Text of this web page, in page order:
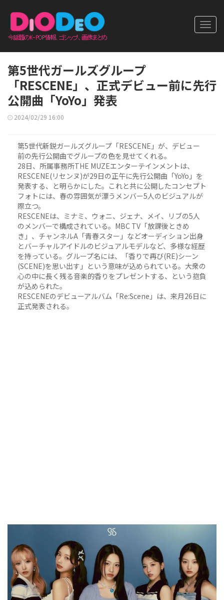
第5世代ガールズグループ
「RESCENE」、正式デビュー前に先行
公開曲「YoYo」発表
2024/02/29 16:00
第5世代新鋭ガールズグループ「RESCENE」が、デビュー
前の先行公開曲でグループの色を見せてくれる。
28日、所属事務所THE MUZEエンターテインメントは、
RESCENE(リセンヌ)が29日の正午に先行公開曲「YoYo」を
発表する、と明らかにした。これと共に公開したコンセプト
フォトには、春の雰囲気が漂うメンバー5人のビジュアルが
際立つ。
RESCENEは、ミナミ、ウォニ、ジェナ、メイ、リブの5人
のメンバーで構成されている。MBC TV「放課後ときめ
き」、チャンネルA「青春スター」などオーディション出身
とバーチャルアイドルのビジュアルモデルなど、多様な経歴
を持っている。グループ名には、「香りで再び(RE)シーン
(SCENE)を思い出す」という意味が込められている。大衆の
心の中に長く残る音楽的香りをプレゼントする、という抱負
が込められた。
RESCENEのデビューアルバム「Re:Scene」は、来月26日に
正式発表される。